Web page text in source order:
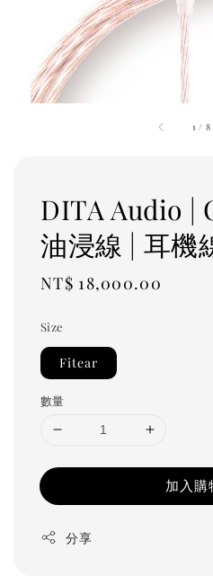
1 / 8
DITA Audio |
油浸線 | 耳機
Regular
NT$ 18,000.00
Size
Fitear
數量
加入購
分享